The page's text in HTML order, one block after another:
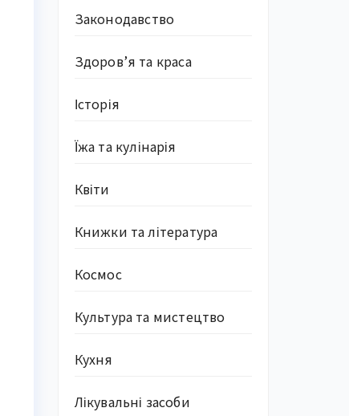
Законодавство
Здоров’я та краса
Історія
Їжа та кулінарія
Квіти
Книжки та література
Космос
Культура та мистецтво
Кухня
Лікувальні засоби